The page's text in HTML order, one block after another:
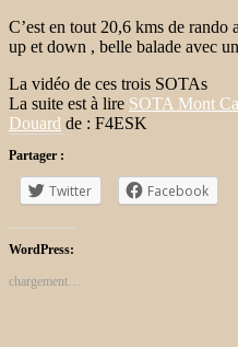
C’est en tout 20,6 kms de
up et down , belle balade avec
La vidéo de ces trois SOTAs
La suite est à lire SOTA Mont
Douard de : F4ESK
Partager :
Twitter Facebook
WordPress:
chargement…